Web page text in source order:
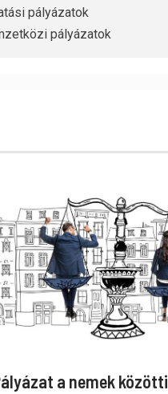
pályázatok
pályázatok
a nemek közötti